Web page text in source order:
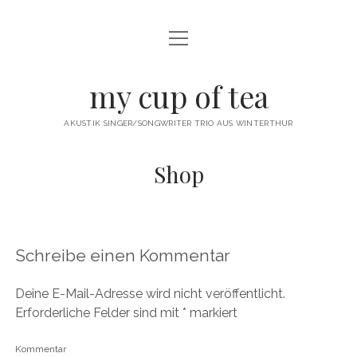
Menü
öffnen
my cup of tea
AKUSTIK SINGER/SONGWRITER TRIO AUS WINTERTHUR
Shop
Schreibe einen Kommentar
Deine E-Mail-Adresse wird nicht veröffentlicht.
Erforderliche Felder sind mit * markiert
Kommentar